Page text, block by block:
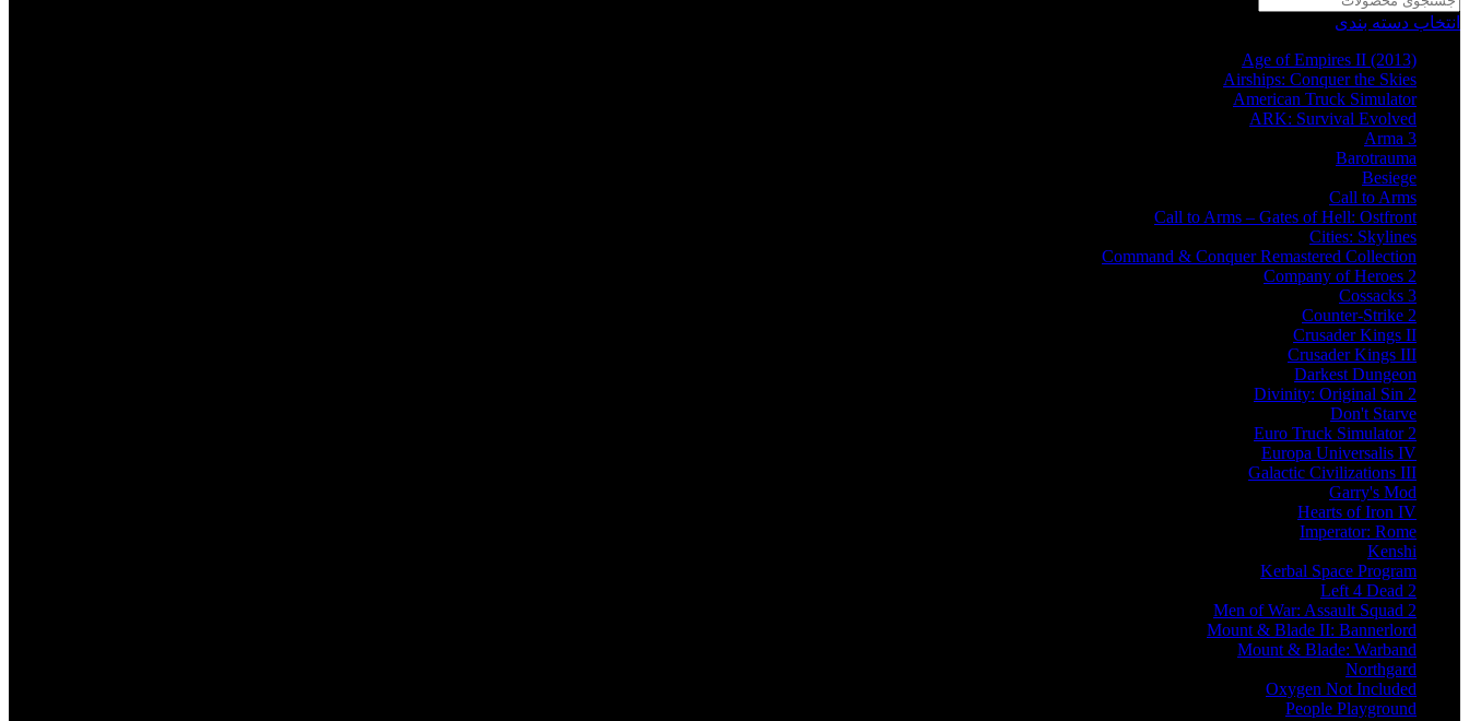
انتخاب دسته بندی
Age of Empires II (2013)
Airships: Conquer the Skies
American Truck Simulator
ARK: Survival Evolved
Arma 3
Barotrauma
Besiege
Call to Arms
Call to Arms – Gates of Hell: Ostfront
Cities: Skylines
Command & Conquer Remastered Collection
Company of Heroes 2
Cossacks 3
Counter-Strike 2
Crusader Kings II
Crusader Kings III
Darkest Dungeon
Divinity: Original Sin 2
Don't Starve
Euro Truck Simulator 2
Europa Universalis IV
Galactic Civilizations III
Garry's Mod
Hearts of Iron IV
Imperator: Rome
Kenshi
Kerbal Space Program
Left 4 Dead 2
Men of War: Assault Squad 2
Mount & Blade II: Bannerlord
Mount & Blade: Warband
Northgard
Oxygen Not Included
People Playground